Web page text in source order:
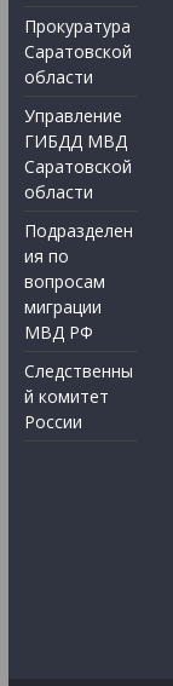
Прокуратура
Саратовской
области
Управление
ГИБДД МВД
Саратовской
области
Подразделен
ия по
вопросам
миграции
МВД РФ
Следственны
й комитет
России